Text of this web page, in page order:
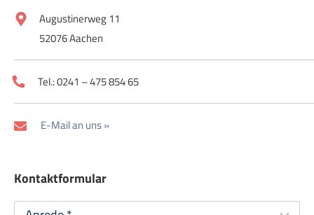
Augustinerweg 11
52076 Aachen
Tel.: 0241 – 475 854 65
E-Mail an uns »
Kontaktformular